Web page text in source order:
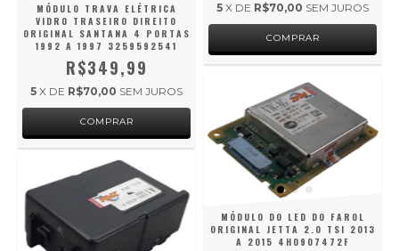
MÓDULO TRAVA ELÉTRICA
VIDRO TRASEIRO DIREITO
ORIGINAL SANTANA 4 PORTAS
1992 A 1997 3259592541
R$349,99
5 X DE R$70,00 SEM JUROS
5 X DE R$70,00 SEM JUROS
MÓDULO DO LED DO FAROL
ORIGINAL JETTA 2.0 TSI 2013
A 2015 4H0907472F